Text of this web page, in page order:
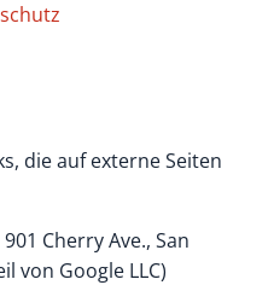
die auf externe Seiten
901 Cherry Ave., San
von Google LLC)